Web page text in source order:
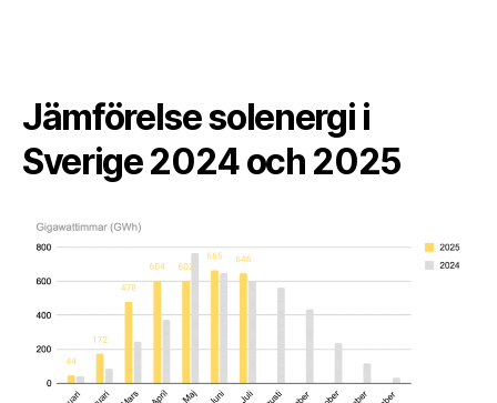
Jämförelse solenergi i
Sverige 2024 och 2025